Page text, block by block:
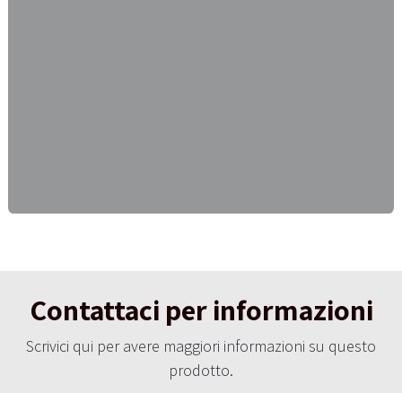
Contattaci per informazioni
Scrivici qui per avere maggiori informazioni su questo
prodotto.